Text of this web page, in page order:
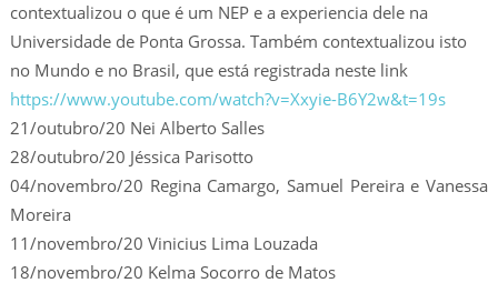
contextualizou o que é um NEP e a experiencia dele na
Universidade de Ponta Grossa. Também contextualizou isto
no Mundo e no Brasil, que está registrada neste link
https://www.youtube.com/watch?v=Xxyie-B6Y2w&t=19s
21/outubro/20 Nei Alberto Salles
28/outubro/20 Jéssica Parisotto
04/novembro/20 Regina Camargo, Samuel Pereira e Vanessa
Moreira
11/novembro/20 Vinicius Lima Louzada
18/novembro/20 Kelma Socorro de Matos